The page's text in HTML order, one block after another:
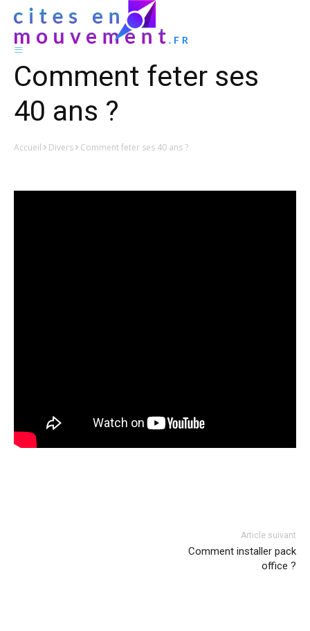
Comment feter ses
40 ans ?
Accueil Divers Comment feter ses 40 ans ?
Article suivant
Comment installer pack
office ?